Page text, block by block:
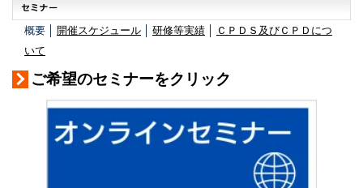
概要 │ 開催スケジュール 研修等実績
ＣＰＤＳ及びＣＰＤにつ
いて
ご希望のセミナーをクリック